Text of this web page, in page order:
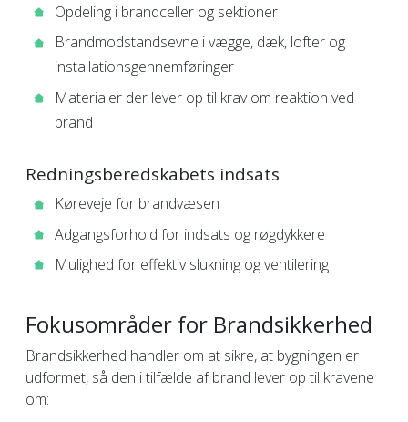
Opdeling i brandceller og sektioner
Brandmodstandsevne i vægge, dæk, lofter og
installationsgennemføringer
Materialer der lever op til krav om reaktion ved
brand
Redningsberedskabets indsats
Køreveje for brandvæsen
Adgangsforhold for indsats og røgdykkere
Mulighed for effektiv slukning og ventilering
Fokusområder for Brandsikkerhed
Brandsikkerhed handler om at sikre, at bygningen er
udformet, så den i tilfælde af brand lever op til kravene
om: